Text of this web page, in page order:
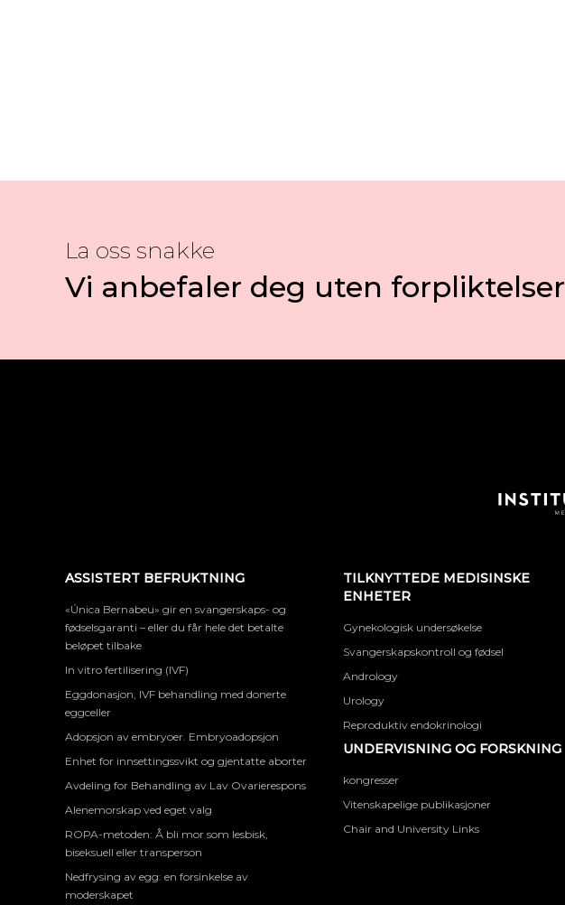
La oss snakke
Vi anbefaler deg uten forpliktelser
ASSISTERT BEFRUKTNING
«Única Bernabeu» gir en svangerskaps- og
fødselsgaranti – eller du får hele det betalte
beløpet tilbake
In vitro fertilisering (IVF)
Eggdonasjon, IVF behandling med donerte
eggceller
Adopsjon av embryoer. Embryoadopsjon
Enhet for innsettingssvikt og gjentatte aborter
Avdeling for Behandling av Lav Ovarierespons
Alenemorskap ved eget valg
ROPA-metoden: Å bli mor som lesbisk,
biseksuell eller transperson
Nedfrysing av egg: en forsinkelse av
moderskapet
TILKNYTTEDE MEDISINSKE
ENHETER
Gynekologisk undersøkelse
Svangerskapskontroll og fødsel
Andrology
Urology
Reproduktiv endokrinologi
UNDERVISNING OG FORSKNING
kongresser
Vitenskapelige publikasjoner
Chair and University Links